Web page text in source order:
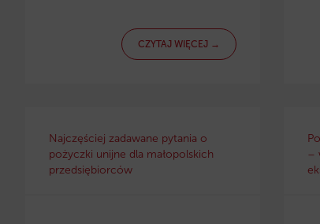
CZYTAJ WIĘCEJ →
Najczęściej zadawane pytania o
pożyczki unijne dla małopolskich
przedsiębiorców
–